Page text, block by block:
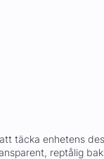
täcka enhetens
reptålig